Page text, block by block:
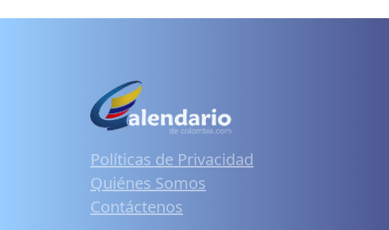
Políticas de Privacidad
Quiénes Somos
Contáctenos